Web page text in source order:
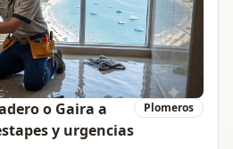
o Gaira a
y urgencias
Plomeros